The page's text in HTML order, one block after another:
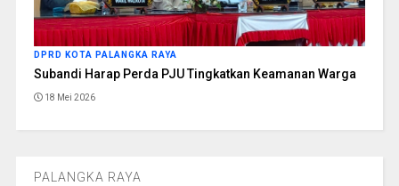
DPRD KOTA PALANGKA RAYA
Subandi Harap Perda PJU Tingkatkan Keamanan Warga
18 Mei 2026
PALANGKA RAYA